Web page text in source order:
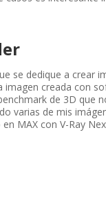
se dedique a crear
imagen creada con
de 3D que
varias de mis
MAX con V-Ray